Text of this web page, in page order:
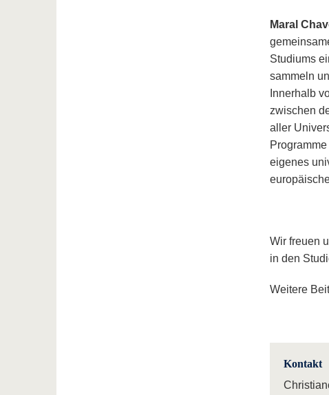
Maral
Studiums
sammeln
Innerhalb
zwischen
aller
eigenes
Wir freuen
in den
Weitere
Kontakt